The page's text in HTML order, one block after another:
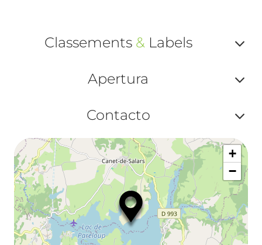
Classements &Labels
ou
Apertura
ou
et
Contacto
ou
+
−